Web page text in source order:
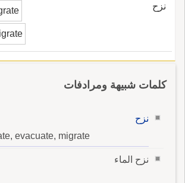
نزح
كلمات شبيهة ومرادفات
نزح
evacuate, migrate
نزح الماء